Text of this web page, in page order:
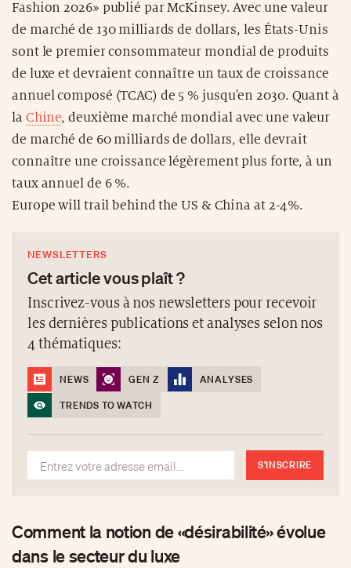
Fashion 2026» publié par McKinsey. Avec une valeur
de marché de 130 milliards de dollars, les États-Unis
sont le premier consommateur mondial de produits
de luxe et devraient connaître un taux de croissance
annuel composé (TCAC) de 5 % jusqu'en 2030. Quant à
la Chine, deuxième marché mondial avec une valeur
de marché de 60 milliards de dollars, elle devrait
connaître une croissance légèrement plus forte, à un
taux annuel de 6 %.
Europe will trail behind the US & China at 2-4%.
NEWSLETTERS
Cet article vous plaît ?
Inscrivez-vous à nos newsletters pour recevoir
les dernières publications et analyses selon nos
4 thématiques:
NEWS GEN Z
ANALYSES
TRENDS TO WATCH
S'INSCRIRE
Comment la notion de «désirabilité» évolue
dans le secteur du luxe